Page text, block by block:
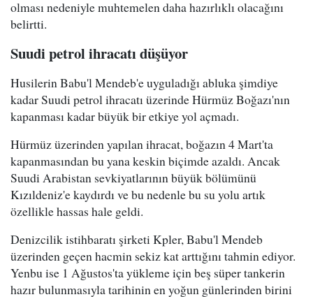
olması nedeniyle muhtemelen daha hazırlıklı olacağını
belirtti.
Suudi petrol ihracatı düşüyor
Husilerin Babu'l Mendeb'e uyguladığı abluka şimdiye
kadar Suudi petrol ihracatı üzerinde Hürmüz Boğazı'nın
kapanması kadar büyük bir etkiye yol açmadı.
Hürmüz üzerinden yapılan ihracat, boğazın 4 Mart'ta
kapanmasından bu yana keskin biçimde azaldı. Ancak
Suudi Arabistan sevkiyatlarının büyük bölümünü
Kızıldeniz'e kaydırdı ve bu nedenle bu su yolu artık
özellikle hassas hale geldi.
Denizcilik istihbaratı şirketi Kpler, Babu'l Mendeb
üzerinden geçen hacmin sekiz kat arttığını tahmin ediyor.
Yenbu ise 1 Ağustos'ta yükleme için beş süper tankerin
hazır bulunmasıyla tarihinin en yoğun günlerinden birini